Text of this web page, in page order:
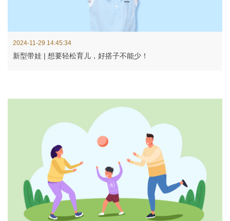
2024-11-29 14:45:34
新型带娃 | 想要轻松育儿，好搭子不能少！